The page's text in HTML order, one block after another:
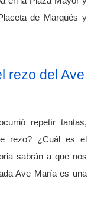
de Marqués y
rezo del Ave
repetír tantas,
rezo? ¿Cuál es el
sabrán a que nos
Ave María es una